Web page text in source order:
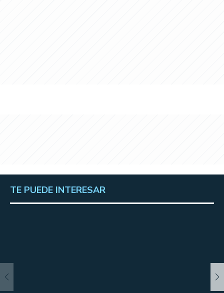
TE PUEDE INTERESAR